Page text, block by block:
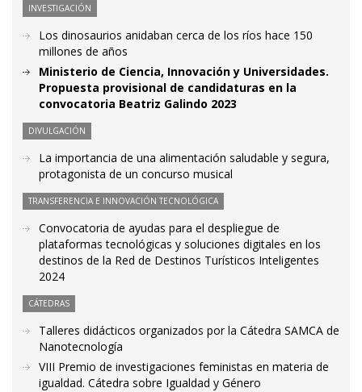
INVESTIGACIÓN
Los dinosaurios anidaban cerca de los ríos hace 150
millones de años
Ministerio de Ciencia, Innovación y Universidades.
Propuesta provisional de candidaturas en la
convocatoria Beatriz Galindo 2023
DIVULGACIÓN
La importancia de una alimentación saludable y segura,
protagonista de un concurso musical
TRANSFERENCIA E INNOVACIÓN TECNOLÓGICA
Convocatoria de ayudas para el despliegue de
plataformas tecnológicas y soluciones digitales en los
destinos de la Red de Destinos Turísticos Inteligentes
2024
CÁTEDRAS
Talleres didácticos organizados por la Cátedra SAMCA de
Nanotecnología
VIII Premio de investigaciones feministas en materia de
igualdad. Cátedra sobre Igualdad y Género